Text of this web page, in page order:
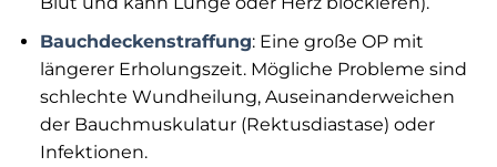
Bauchdeckenstraffung: Eine große OP mit
längerer Erholungszeit. Mögliche Probleme sind
schlechte Wundheilung, Auseinanderweichen
der Bauchmuskulatur (Rektusdiastase) oder
Infektionen.